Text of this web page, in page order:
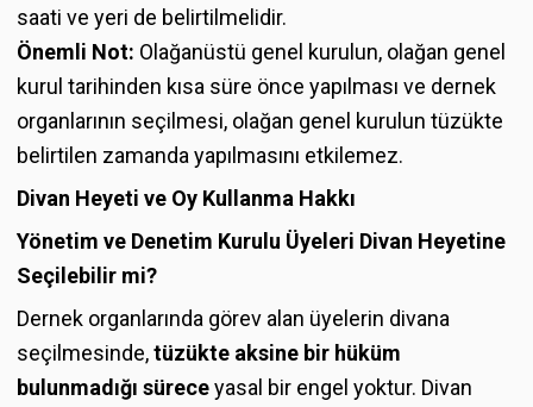
saati ve yeri de belirtilmelidir.
Önemli Not: Olağanüstü genel kurulun, olağan genel
kurul tarihinden kısa süre önce yapılması ve dernek
organlarının seçilmesi, olağan genel kurulun tüzükte
belirtilen zamanda yapılmasını etkilemez.
Divan Heyeti ve Oy Kullanma Hakkı
Yönetim ve Denetim Kurulu Üyeleri Divan Heyetine
Seçilebilir mi?
Dernek organlarında görev alan üyelerin divana
seçilmesinde,tüzükte aksine bir hüküm
bulunmadığı süreceyasal bir engel yoktur. Divan